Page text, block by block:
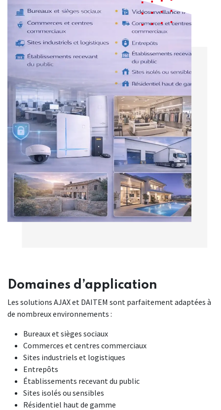
Domaines d’application
Les solutions AJAX et DAITEM sont parfaitement adaptées à
de nombreux environnements :
Bureaux et sièges sociaux
Commerces et centres commerciaux
Sites industriels et logistiques
Entrepôts
Établissements recevant du public
Sites isolés ou sensibles
Résidentiel haut de gamme